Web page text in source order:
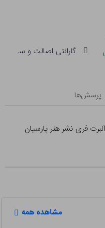
گارانتی اصالت و سلامت
پرسش‌ها
فری نشر هنر پارسیان
مشاهده همه